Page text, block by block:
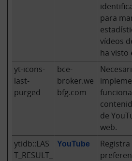
para
vídeos
ha visto
yt-icons-
last-
purged
bce-
broker.we
bfg.com
de
web.
ytidb::LAS
T_RESULT_
YouTube
Registra